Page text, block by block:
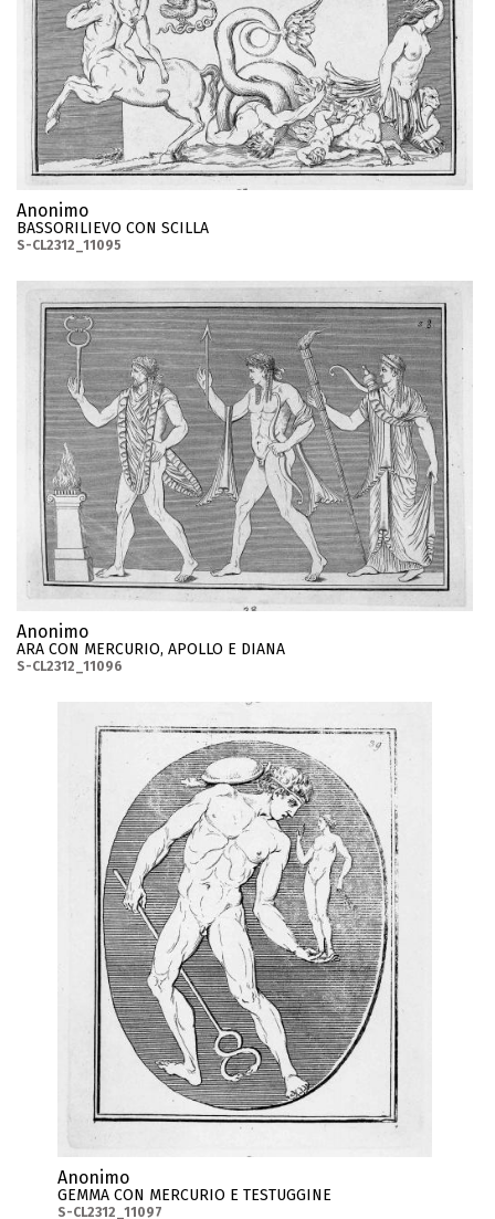
Anonimo
BASSORILIEVO CON SCILLA
S-CL2312_11095
Anonimo
ARA CON MERCURIO, APOLLO E DIANA
S-CL2312_11096
Anonimo
GEMMA CON MERCURIO E TESTUGGINE
S-CL2312_11097